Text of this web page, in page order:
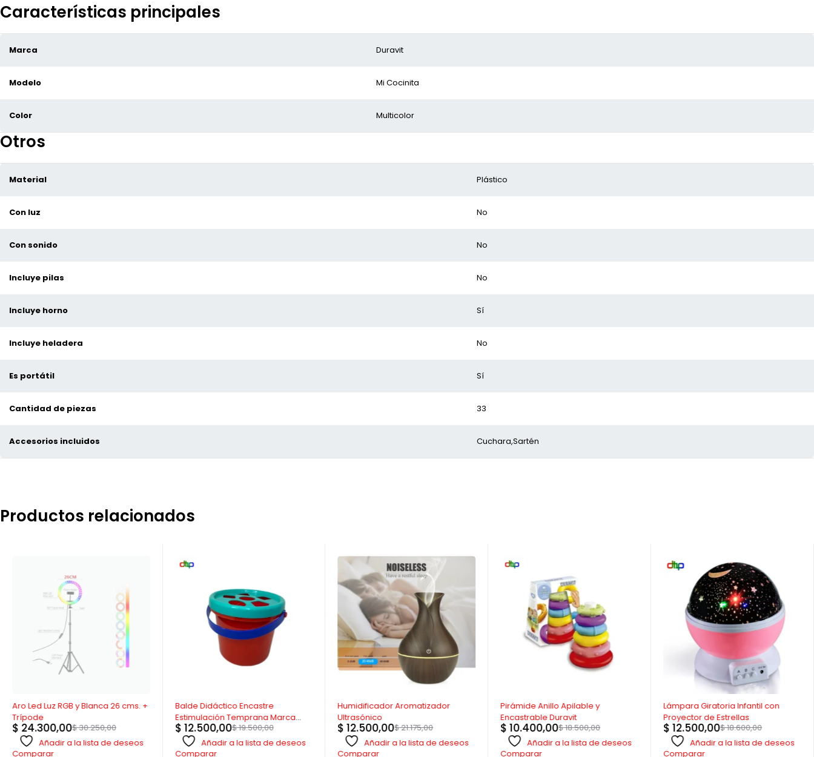
Características principales
Marca Duravit
Modelo Mi Cocinita
Color Multicolor
Otros
Material Plástico
Con luz No
Con sonido No
Incluye pilas No
Incluye horno Sí
Incluye heladera No
Es portátil Sí
Cantidad de piezas 33
Accesorios incluidos Cuchara,Sartén
Productos relacionados
AGOTADO
Aro Led Luz RGB y Blanca 26 cms. +
Trípode
$30.250,00
$ 24.300,00
Añadir a la lista de deseos
Comparar
-36%
Balde Didáctico Encastre
Estimulación Temprana Marca
Risa
$19.500,00
$ 12.500,00
Añadir a la lista de deseos
Comparar
-41%
Humidificador Aromatizador
Ultrasónico
$21.175,00
$ 12.500,00
Añadir a la lista de deseos
Comparar
-44%
Pirámide Anillo Apilable y
Encastrable Duravit
$18.500,00
$ 10.400,00
Añadir a la lista de deseos
Comparar
-33%
Lámpara Giratoria Infantil con
Proyector de Estrellas
$18.600,00
$ 12.500,00
Añadir a la lista de deseos
Comparar